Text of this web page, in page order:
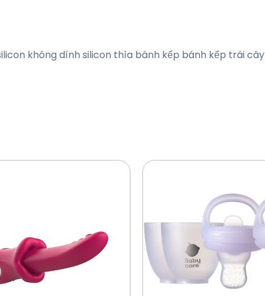
không dính silicon thìa bánh kếp bánh kếp trái cây